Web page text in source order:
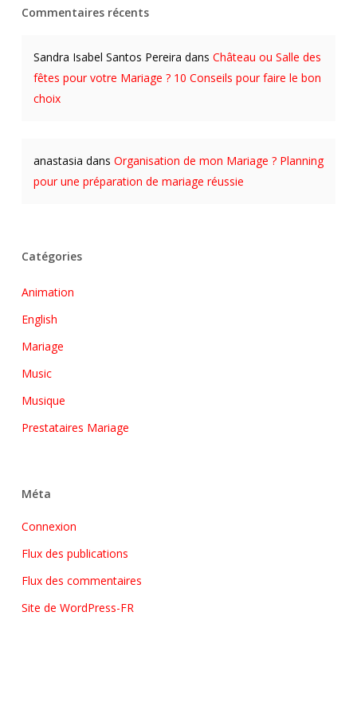
Commentaires récents
Sandra Isabel Santos Pereira dans Château ou Salle des
fêtes pour votre Mariage ? 10 Conseils pour faire le bon
choix
anastasia dans Organisation de mon Mariage ? Planning
pour une préparation de mariage réussie
Catégories
Animation
English
Mariage
Music
Musique
Prestataires Mariage
Méta
Connexion
Flux des publications
Flux des commentaires
Site de WordPress-FR